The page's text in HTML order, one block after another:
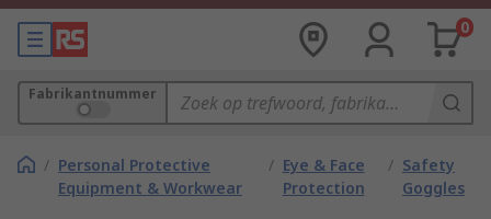
0
Fabrikantnummer
/ Personal Protective
Equipment & Workwear
/ Eye & Face
Protection
/ Safety
Goggles